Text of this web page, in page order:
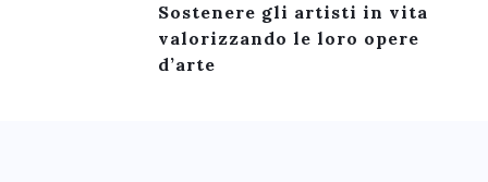
Sostenere gli artisti in vita
valorizzando le loro opere
d’arte